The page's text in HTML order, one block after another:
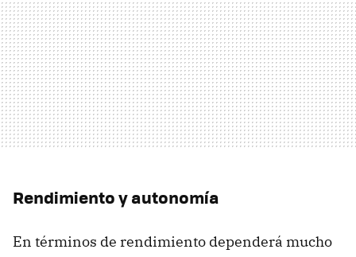
Rendimiento y autonomía
En términos de rendimiento dependerá mucho